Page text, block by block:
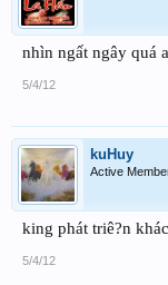
nhìn ngất ngây quá
5/4/12
kuHuy
Active
king phát triê?n
5/4/12